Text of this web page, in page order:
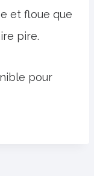
et floue que
pire.
pour